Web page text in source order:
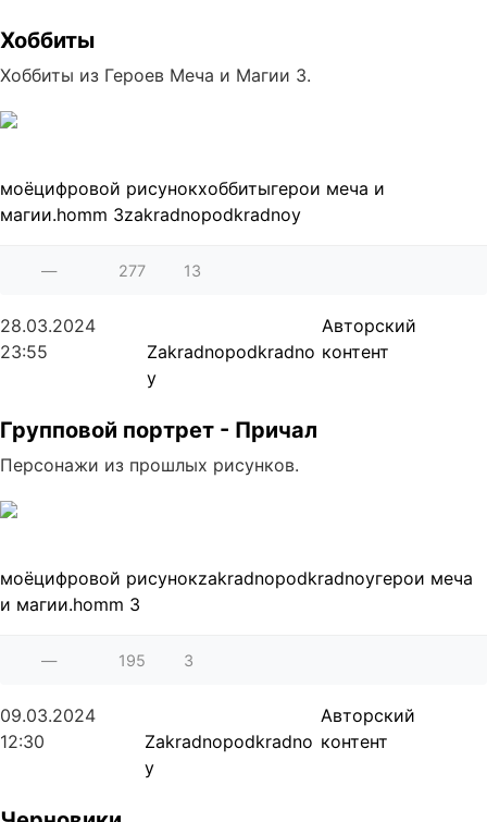
Хоббиты
Хоббиты из Героев Меча и Магии 3.
моёцифровой рисунокхоббитыгерои меча и
магии.homm 3zakradnopodkradnoy
— 277 13
28.03.2024
23:55
Zakradnopodkradno
y
Авторский
контент
Групповой портрет - Причал
Персонажи из прошлых рисунков.
моёцифровой рисунокzakradnopodkradnoyгерои меча
и магии.homm 3
— 195 3
09.03.2024
12:30
Zakradnopodkradno
y
Авторский
контент